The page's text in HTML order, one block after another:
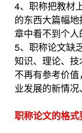
4、职称把教材
的东西大篇幅
章中看不到个
5、职称论文缺
知识、理论、技
不再有参考价
业发展的新情况
职称论文的格式